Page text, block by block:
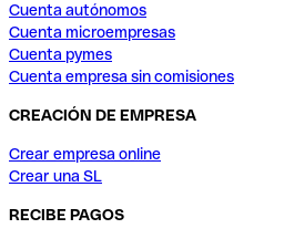
Cuenta autónomos
Cuenta microempresas
Cuenta pymes
Cuenta empresa sin comisiones
CREACIÓN DE EMPRESA
Crear empresa online
Crear una SL
RECIBE PAGOS